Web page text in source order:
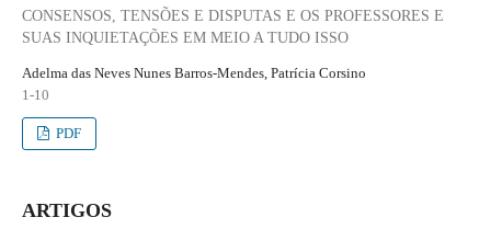
CONSENSOS, TENSÕES E DISPUTAS E OS PROFESSORES E
SUAS INQUIETAÇÕES EM MEIO A TUDO ISSO
Adelma das Neves Nunes Barros-Mendes, Patrícia Corsino
1-10
PDF
ARTIGOS